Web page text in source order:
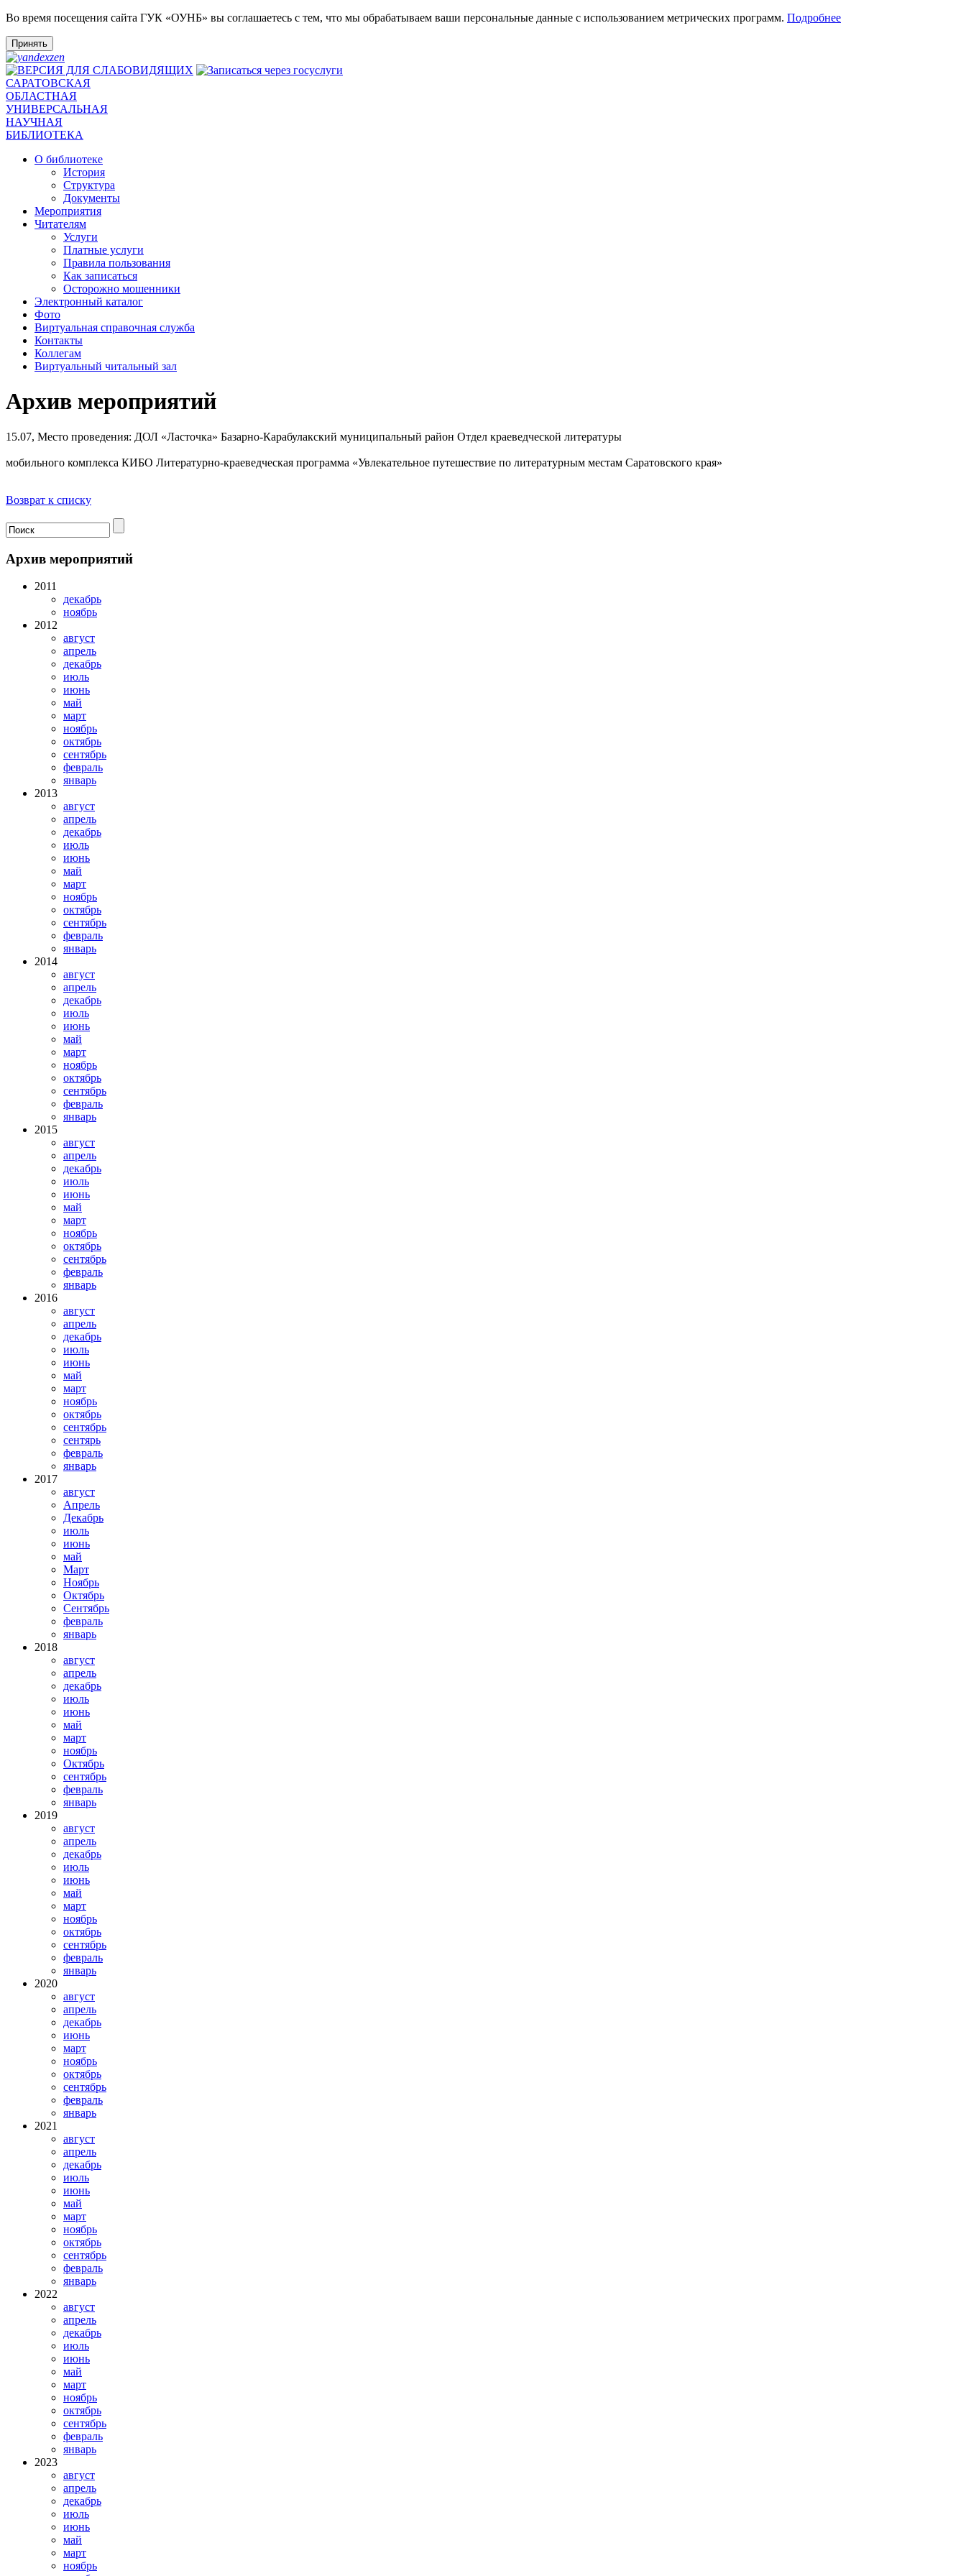
Во время посещения сайта ГУК «ОУНБ» вы соглашаетесь с тем, что мы обрабатываем ваши персональные данные с использованием метрических программ. Подробнее
Принять
САРАТОВСКАЯ
ОБЛАСТНАЯ
УНИВЕРСАЛЬНАЯ
НАУЧНАЯ
БИБЛИОТЕКА
О библиотеке
История
Структура
Документы
Мероприятия
Читателям
Услуги
Платные услуги
Правила пользования
Как записаться
Осторожно мошенники
Электронный каталог
Фото
Виртуальная справочная служба
Контакты
Коллегам
Виртуальный читальный зал
Архив мероприятий
15.07, Место проведения: ДОЛ «Ласточка» Базарно-Карабулакский муниципальный район Отдел краеведческой литературы
мобильного комплекса КИБО Литературно-краеведческая программа «Увлекательное путешествие по литературным местам Саратовского края»
Возврат к списку
Архив мероприятий
2011
декабрь
ноябрь
2012
август
апрель
декабрь
июль
июнь
май
март
ноябрь
октябрь
сентябрь
февраль
январь
2013
август
апрель
декабрь
июль
июнь
май
март
ноябрь
октябрь
сентябрь
февраль
январь
2014
август
апрель
декабрь
июль
июнь
май
март
ноябрь
октябрь
сентябрь
февраль
январь
2015
август
апрель
декабрь
июль
июнь
май
март
ноябрь
октябрь
сентябрь
февраль
январь
2016
август
апрель
декабрь
июль
июнь
май
март
ноябрь
октябрь
сентябрь
сентярь
февраль
январь
2017
август
Апрель
Декабрь
июль
июнь
май
Март
Ноябрь
Октябрь
Сентябрь
февраль
январь
2018
август
апрель
декабрь
июль
июнь
май
март
ноябрь
Октябрь
сентябрь
февраль
январь
2019
август
апрель
декабрь
июль
июнь
май
март
ноябрь
октябрь
сентябрь
февраль
январь
2020
август
апрель
декабрь
июнь
март
ноябрь
октябрь
сентябрь
февраль
январь
2021
август
апрель
декабрь
июль
июнь
май
март
ноябрь
октябрь
сентябрь
февраль
январь
2022
август
апрель
декабрь
июль
июнь
май
март
ноябрь
октябрь
сентябрь
февраль
январь
2023
август
апрель
декабрь
июль
июнь
май
март
ноябрь